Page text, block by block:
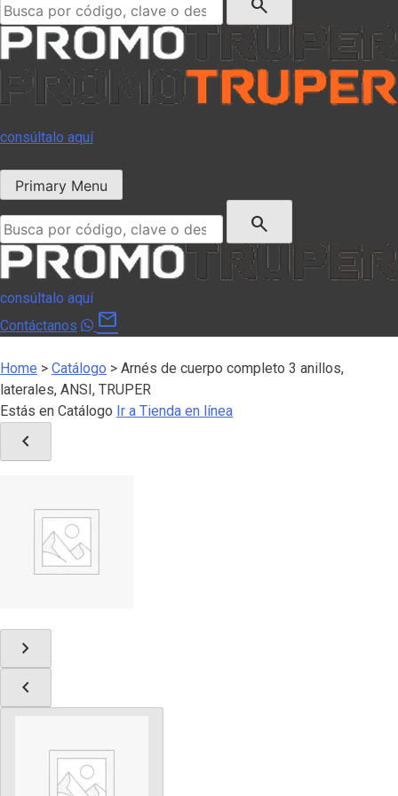
consúltalo aquí
Primary Menu
search
consúltalo aquí
Contáctanos
mail
Home > Catálogo > Arnés de cuerpo completo 3 anillos,
laterales, ANSI, TRUPER
Estás en Catálogo Ir a Tienda en línea
chevron_left
chevron_right
chevron_left